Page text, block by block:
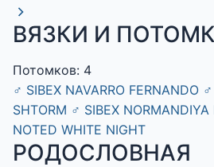
ВЯЗКИ И
Потомков: 4
♂ SIBEX NAVARRO FERNANDO ♂
SHTORM ♂ SIBEX
NOTED WHITE NIGHT
РОДОСЛОВНАЯ